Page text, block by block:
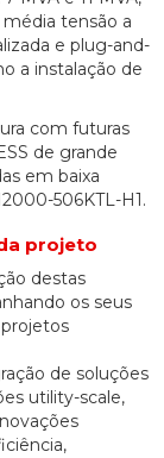
tensão a
e plug-and-
a instalação de
com futuras
de grande
em baixa
506KTL-H1.
projeto
destas
os seus
de soluções
utility-scale,